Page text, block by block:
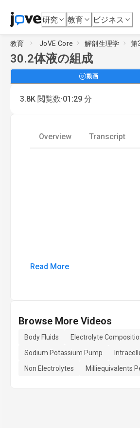
研究 教育 ビジネス
教育 JoVE Core 解剖生理学 第
30.2体液の組成
動画
3.8K 閲覧数·01:29 分
Overview Transcript
Read More
Browse More Videos
Body Fluids Electrolyte
Sodium Potassium Pump
Non Electrolytes
Milliequivalents